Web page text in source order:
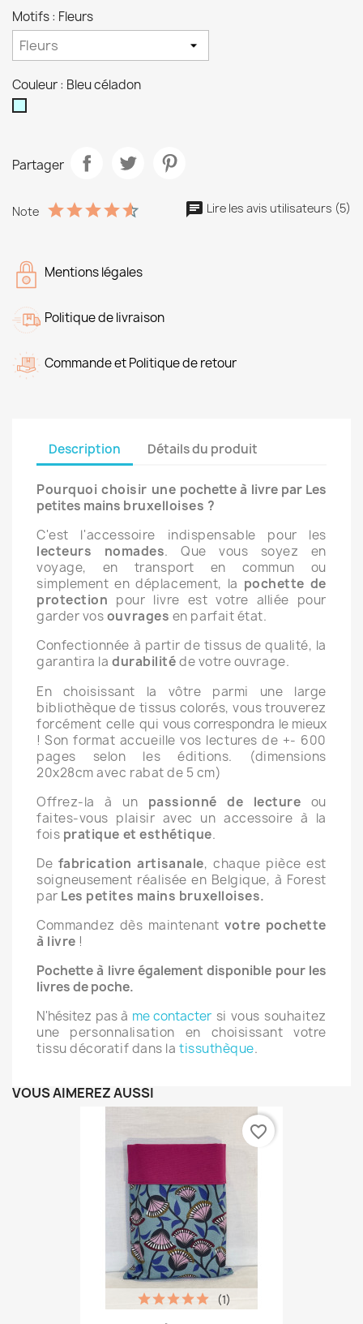
Motifs : Fleurs
Couleur : Bleu céladon
Partager
Note Lire les avis utilisateurs (5)
Mentions légales
Politique de livraison
Commande et Politique de retour
Description Détails du produit
Pourquoi choisir une pochette à livre par Les
petites mains bruxelloises ?
C'est l'accessoire indispensable pour les
lecteurs nomades. Que vous soyez en
voyage, en transport en commun ou
simplement en déplacement, la pochette de
protection pour livre est votre alliée pour
garder vosouvrages en parfait état.
Confectionnée à partir de tissus de qualité, la
garantira la durabilitéde votre ouvrage.
En choisissant la vôtre parmi une large
bibliothèque de tissus colorés, vous trouverez
forcément celle qui vous correspondra le mieux
! Son format accueille vos lectures de +- 600
pages selon les éditions. (dimensions
20x28cm avec rabat de 5 cm)
Offrez-la à un passionné de lecture ou
faites-vous plaisir avec un accessoire à la
fois pratique et esthétique.
De fabrication artisanale, chaque pièce est
soigneusement réalisée en Belgique, à Forest
par Les petites mains bruxelloises.
Commandez dès maintenant votre pochette
à livre !
Pochette à livre également disponible pour les
livres de poche.
N'hésitez pas à me contacter si vous souhaitez
une personnalisation en choisissant votre
tissu décoratif dans la tissuthèque.
VOUS AIMEREZ AUSSI
(1)
favorite_border